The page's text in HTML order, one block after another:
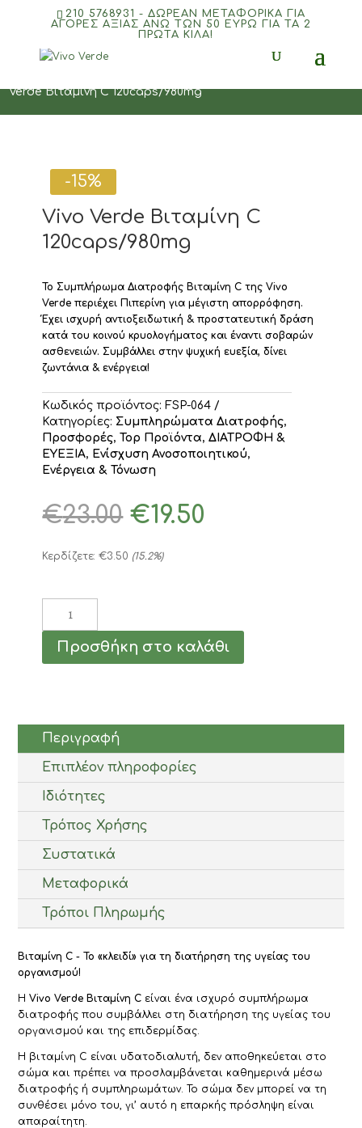
210 5768931 - ΔΩΡΕΑΝ ΜΕΤΑΦΟΡΙΚΆ ΓΙΑ
ΑΓΟΡΈΣ ΑΞΊΑΣ ΆΝΩ ΤΩΝ 50 ΕΥΡΏ ΓΙΑ ΤΑ 2
ΠΡΏΤΑ ΚΙΛΆ!
search
Verde Βιταμίνη C 120caps/980mg
-15%
Vivo Verde Βιταμίνη C
120caps/980mg
Το Συμπλήρωμα Διατροφής Βιταμίνη C της Vivo
Verde περιέχει Πιπερίνη για μέγιστη απορρόφηση.
Έχει ισχυρή αντιοξειδωτική & προστατευτική δράση
κατά του κοινού κρυολογήματος και έναντι σοβαρών
ασθενειών. Συμβάλλει στην ψυχική ευεξία, δίνει
ζωντάνια & ενέργεια!
Κωδικός προϊόντος: FSP-064
Κατηγορίες: Συμπληρώματα Διατροφής,
Προσφορές,Top Προϊόντα,ΔΙΑΤΡΟΦΗ &
ΕΥΕΞΙΑ, Ενίσχυση Ανοσοποιητικού,
Ενέργεια & Τόνωση
€23.00 Original
price
was:
€23.00.
€19.50
Κερδίζετε:€3.50 (15.2%)
Verde
Βιταμίνη
Προσθήκη στο καλάθι
Περιγραφή
Επιπλέον πληροφορίες
Ιδιότητες
Τρόπος Χρήσης
Συστατικά
Μεταφορικά
Τρόποι Πληρωμής
Βιταμίνη C - Το «κλειδί» για τη διατήρηση της υγείας του
οργανισμού!
ΗVivo Verde Βιταμίνη C είναι ένα ισχυρό συμπλήρωμα
διατροφής που συμβάλλει στη διατήρηση της υγείας του
οργανισμού και της επιδερμίδας.
Η βιταμίνη C είναι υδατοδιαλυτή, δεν αποθηκεύεται στο
σώμα και πρέπει να προσλαμβάνεται καθημερινά μέσω
διατροφής ή συμπληρωμάτων. Το σώμα δεν μπορεί να τη
συνθέσει μόνο του, γι’ αυτό η επαρκής πρόσληψη είναι
απαραίτητη.